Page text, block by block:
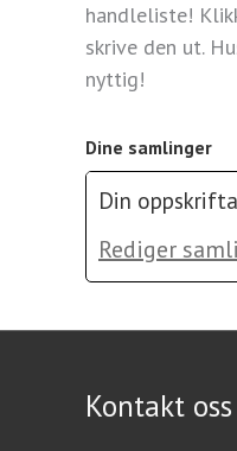
handleliste!
skrive den ut.
nyttig!
Dine samlinger
Din
Rediger
Kontakt oss